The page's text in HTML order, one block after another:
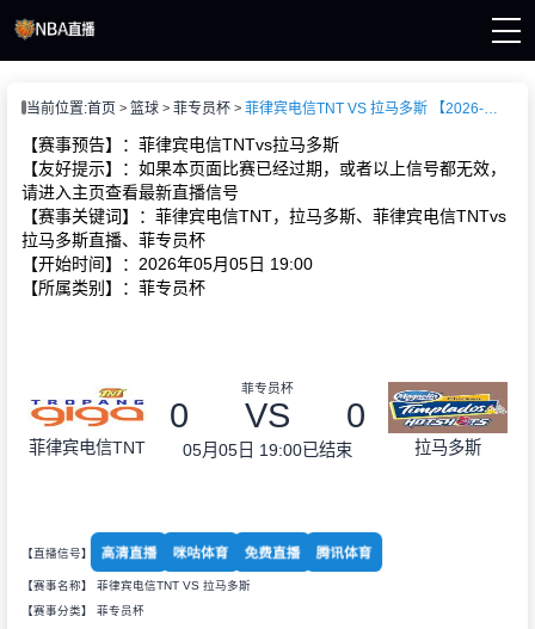
播
闻
当前位置:首页 篮球 菲专员杯 菲律宾电信TNT VS 拉马多斯 【2026-05-05 19:00:00】
【赛事预告】：菲律宾电信TNTvs拉马多斯
【友好提示】：如果本页面比赛已经过期，或者以上信号都无效，
请进入主页查看最新直播信号
【赛事关键词】：菲律宾电信TNT，拉马多斯、菲律宾电信TNTvs
拉马多斯直播、菲专员杯
【开始时间】：2026年05月05日 19:00
【所属类别】：菲专员杯
菲律宾电信TNT
菲专员杯
0 VS 0
05月05日 19:00已结束 拉马多斯
【直播信号】 高清直播 咪咕体育 免费直播 腾讯体育
【赛事名称】 菲律宾电信TNT VS 拉马多斯
【赛事分类】 菲专员杯